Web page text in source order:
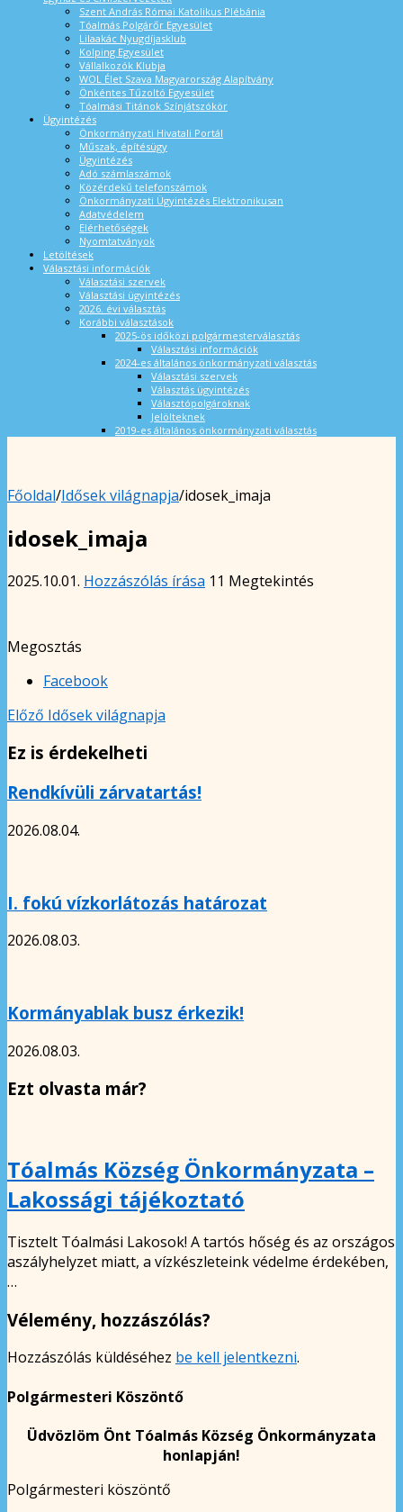
Szent András Római Katolikus Plébánia
Tóalmás Polgárőr Egyesület
Lilaakác Nyugdíjasklub
Kolping Egyesület
Vállalkozók Klubja
WOL Élet Szava Magyarország Alapítvány
Önkéntes Tűzoltó Egyesület
Tóalmási Titánok Színjátszókör
Ügyintézés
Önkormányzati Hivatali Portál
Műszak, építésügy
Ügyintézés
Adó számlaszámok
Közérdekű telefonszámok
Önkormányzati Ügyintézés Elektronikusan
Adatvédelem
Elérhetőségek
Nyomtatványok
Letöltések
Választási információk
Választási szervek
Választási ügyintézés
2026. évi választás
Korábbi választások
2025-ös időközi polgármesterválasztás
Választási információk
2024-es általános önkormányzati választás
Választási szervek
Választás ügyintézés
Választópolgároknak
Jelölteknek
2019-es általános önkormányzati választás
Főoldal/Idősek világnapja/idosek_imaja
idosek_imaja
2025.10.01. Hozzászólás írása 11 Megtekintés
Megosztás
Facebook
Előző Idősek világnapja
Ez is érdekelheti
Rendkívüli zárvatartás!
2026.08.04.
I. fokú vízkorlátozás határozat
2026.08.03.
Kormányablak busz érkezik!
2026.08.03.
Ezt olvasta már?
Tóalmás Község Önkormányzata –
Lakossági tájékoztató
Tisztelt Tóalmási Lakosok! A tartós hőség és az országos
aszályhelyzet miatt, a vízkészleteink védelme érdekében,
…
Vélemény, hozzászólás?
Hozzászólás küldéséhez be kell jelentkezni.
Polgármesteri Köszöntő
Üdvözlöm Önt Tóalmás Község Önkormányzata
honlapján!
Polgármesteri köszöntő